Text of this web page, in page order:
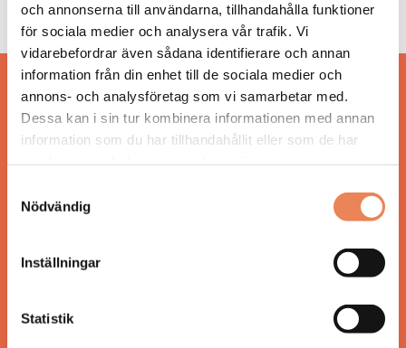
och annonserna till användarna, tillhandahålla funktioner
för sociala medier och analysera vår trafik. Vi
vidarebefordrar även sådana identifierare och annan
information från din enhet till de sociala medier och
annons- och analysföretag som vi samarbetar med.
Dessa kan i sin tur kombinera informationen med annan
information som du har tillhandahållit eller som de har
Nödvändig
Inställningar
Statistik
Hotellinspirerad coworking
Hos oss läser du landets mest uppdaterade
nyheter och snackisar inom besöksnäringen.
Besöksliv i sin tryckta form är ett affärsmagasin